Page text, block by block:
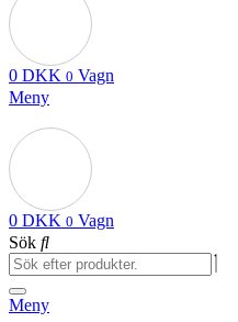
0 DKK 0 Vagn
Meny
0 DKK 0 Vagn
Sök
Meny